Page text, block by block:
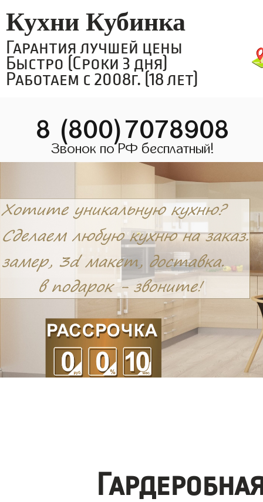
Кухни Кубинка
Гарантия лучшей цены
Быстро (Сроки 3 дня)
Работаем с 2008г. (18 лет)
8 (800)7078908
Звонок по РФ бесплатный!